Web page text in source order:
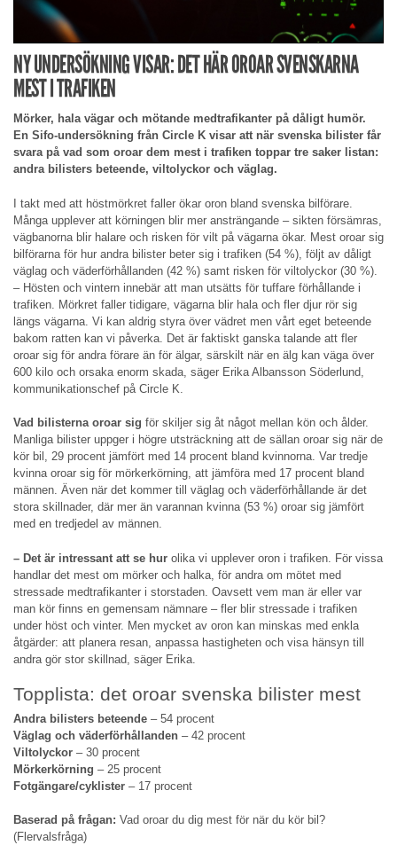
NY UNDERSÖKNING VISAR: DET HÄR OROAR SVENSKARNA
MEST I TRAFIKEN
Mörker, hala vägar och mötande medtrafikanter på dåligt humör.
En Sifo-undersökning från Circle K visar att när svenska bilister får
svara på vad som oroar dem mest i trafiken toppar tre saker listan:
andra bilisters beteende, viltolyckor och väglag.
I takt med att höstmörkret faller ökar oron bland svenska bilförare.
Många upplever att körningen blir mer ansträngande – sikten försämras,
vägbanorna blir halare och risken för vilt på vägarna ökar. Mest oroar sig
bilförarna för hur andra bilister beter sig i trafiken (54 %), följt av dåligt
väglag och väderförhållanden (42 %) samt risken för viltolyckor (30 %).
– Hösten och vintern innebär att man utsätts för tuffare förhållande i
trafiken. Mörkret faller tidigare, vägarna blir hala och fler djur rör sig
längs vägarna. Vi kan aldrig styra över vädret men vårt eget beteende
bakom ratten kan vi påverka. Det är faktiskt ganska talande att fler
oroar sig för andra förare än för älgar, särskilt när en älg kan väga över
600 kilo och orsaka enorm skada, säger Erika Albansson Söderlund,
kommunikationschef på Circle K.
Vad bilisterna oroar sig för skiljer sig åt något mellan kön och ålder.
Manliga bilister uppger i högre utsträckning att de sällan oroar sig när de
kör bil, 29 procent jämfört med 14 procent bland kvinnorna. Var tredje
kvinna oroar sig för mörkerkörning, att jämföra med 17 procent bland
männen. Även när det kommer till väglag och väderförhållande är det
stora skillnader, där mer än varannan kvinna (53 %) oroar sig jämfört
med en tredjedel av männen.
– Det är intressant att se hur olika vi upplever oron i trafiken. För vissa
handlar det mest om mörker och halka, för andra om mötet med
stressade medtrafikanter i storstaden. Oavsett vem man är eller var
man kör finns en gemensam nämnare – fler blir stressade i trafiken
under höst och vinter. Men mycket av oron kan minskas med enkla
åtgärder: att planera resan, anpassa hastigheten och visa hänsyn till
andra gör stor skillnad, säger Erika.
Topplista: det oroar svenska bilister mest
Andra bilisters beteende – 54 procent
Väglag och väderförhållanden – 42 procent
Viltolyckor – 30 procent
Mörkerkörning – 25 procent
Fotgängare/cyklister – 17 procent
Baserad på frågan: Vad oroar du dig mest för när du kör bil?
(Flervalsfråga)